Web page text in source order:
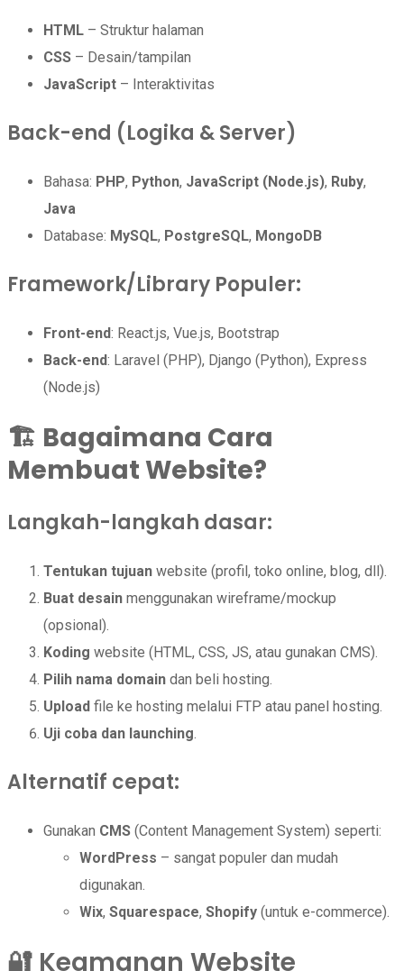
HTML – Struktur halaman
CSS – Desain/tampilan
JavaScript – Interaktivitas
Back-end (Logika & Server)
Bahasa: PHP, Python, JavaScript (Node.js), Ruby,
Java
Database: MySQL, PostgreSQL, MongoDB
Framework/Library Populer:
Front-end: React.js, Vue.js, Bootstrap
Back-end: Laravel (PHP), Django (Python), Express
(Node.js)
🏗️ Bagaimana Cara
Membuat Website?
Langkah-langkah dasar:
Tentukan tujuan website (profil, toko online, blog, dll).
Buat desain menggunakan wireframe/mockup
(opsional).
Koding website (HTML, CSS, JS, atau gunakan CMS).
Pilih nama domain dan beli hosting.
Upload file ke hosting melalui FTP atau panel hosting.
Uji coba dan launching.
Alternatif cepat:
Gunakan CMS (Content Management System) seperti:
WordPress – sangat populer dan mudah
digunakan.
Wix, Squarespace, Shopify (untuk e-commerce).
🔐 Keamanan Website